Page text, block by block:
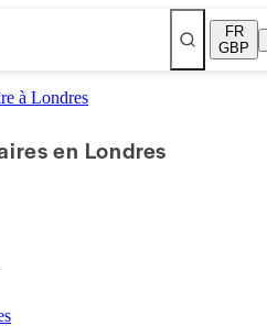
FR
GBP
à Londres
en Londres